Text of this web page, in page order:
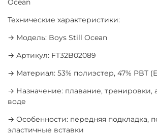
Ocean
Технические характеристики:
→ Модель: Boys Still Ocean
→ Артикул: FT32B02089
→ Материал: 53% полиэстер, 47% PBT
→ Назначение: плавание, тренировки,
воде
→ Особенности: передняя подкладка,
эластичные вставки